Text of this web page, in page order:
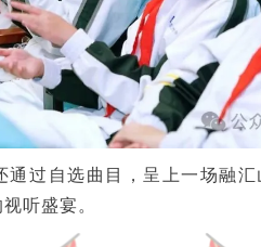
通过自选曲目，呈上一场融
听盛宴。